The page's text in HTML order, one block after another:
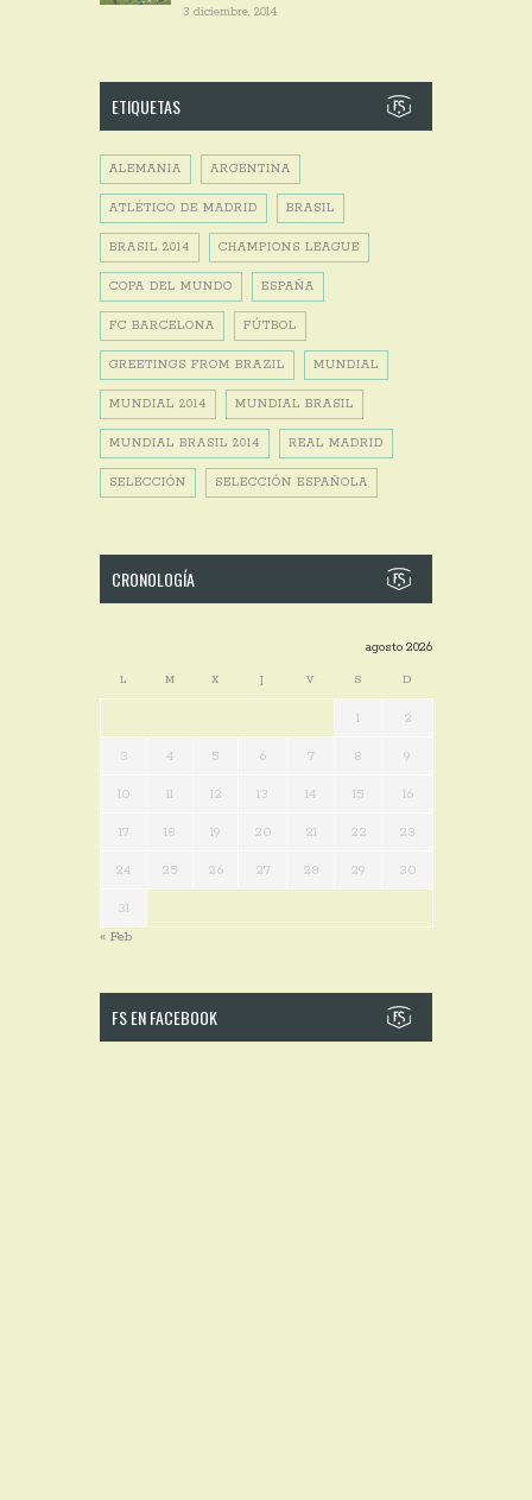
3 diciembre, 2014
ETIQUETAS
ALEMANIA ARGENTINA
ATLÉTICO DE MADRID BRASIL
BRASIL 2014 CHAMPIONS LEAGUE
COPA DEL MUNDO ESPAÑA
FC BARCELONA FÚTBOL
GREETINGS FROM BRAZIL MUNDIAL
MUNDIAL 2014 MUNDIAL BRASIL
MUNDIAL BRASIL 2014 REAL MADRID
SELECCIÓN SELECCIÓN ESPAÑOLA
CRONOLOGÍA
agosto 2026
L M X J V S D
1 2
3 4 5 6 7 8 9
10 11 12 13 14 15 16
17 18 19 20 21 22 23
24 25 26 27 28 29 30
31
« Feb
FS EN FACEBOOK